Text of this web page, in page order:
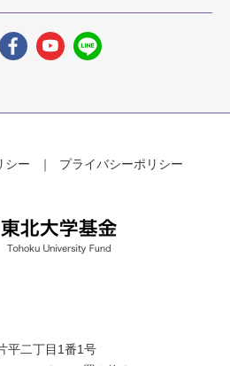
シー プライバシーポリシー
平二丁目1番1号